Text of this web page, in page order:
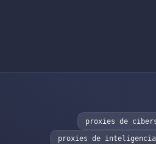
proxies de
proxies de inteligencia